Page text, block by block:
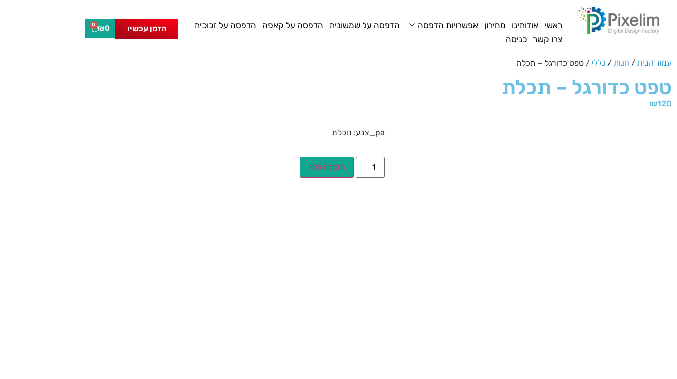
ראשי אודותינו מחירון אפשרויות הדפסה הדפסה על שמשונית הדפסה על קאפה
הדפסה על זכוכית
צרו קשר
כניסה
הזמן עכשיו ₪0
0
עמוד הבית / חנות / כללי / טפט כדורגל – תכלת
טפט כדורגל – תכלת
₪120
pa_צבע: תכלת
הוספה לסל